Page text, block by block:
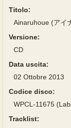
Titolo:
Ainaruhoue (アイ
Versione:
CD
Data uscita:
02 Ottobre 2013
Codice disco:
WPCL-11675
Tracklist: